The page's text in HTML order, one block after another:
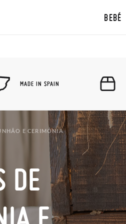
BEBÉ
MADE IN SPAIN
E CERIMÓNIA
DE